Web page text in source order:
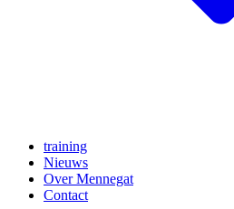
training
Nieuws
Over Mennegat
Contact